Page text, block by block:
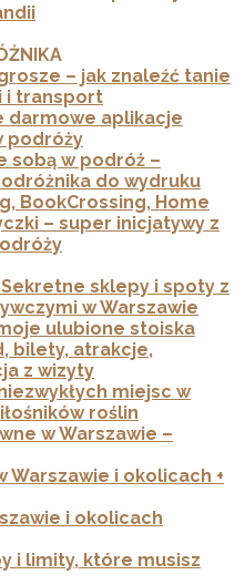
– jak znaleźć tanie
i transport
darmowe aplikacje
podróży
sobą w podróż –
do wydruku
BookCrossing, Home
– super inicjatywy z
sklepy i spoty z
w Warszawie
ulubione stoiska
bilety, atrakcje,
z wizyty
miejsc w
roślin
w Warszawie –
Warszawie i okolicach +
i okolicach
i limity, które musisz